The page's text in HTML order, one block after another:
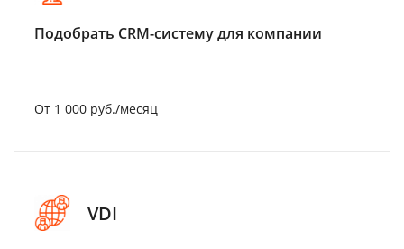
Подобрать CRM-систему для компании
От 1 000 руб./месяц
VDI